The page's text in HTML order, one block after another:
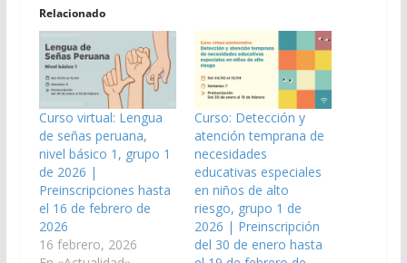
Relacionado
Curso virtual: Lengua
de señas peruana,
nivel básico 1, grupo 1
de 2026 |
Preinscripciones hasta
el 16 de febrero de
2026
16 febrero, 2026
Curso: Detección y
atención temprana de
necesidades
educativas especiales
en niños de alto
riesgo, grupo 1 de
2026 | Preinscripción
del 30 de enero hasta